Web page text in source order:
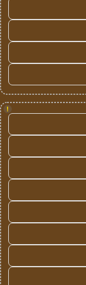
!